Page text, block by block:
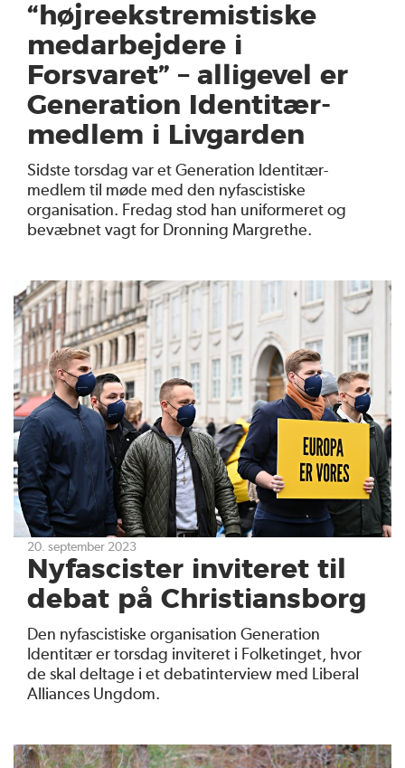
“højreekstremistiske
medarbejdere i
Forsvaret” – alligevel er
Generation Identitær-
medlem i Livgarden
Sidste torsdag var et Generation Identitær-
medlem til møde med den nyfascistiske
organisation. Fredag stod han uniformeret og
bevæbnet vagt for Dronning Margrethe.
20. september 2023
Nyfascister inviteret til
debat på Christiansborg
Den nyfascistiske organisation Generation
Identitær er torsdag inviteret i Folketinget, hvor
de skal deltage i et debatinterview med Liberal
Alliances Ungdom.